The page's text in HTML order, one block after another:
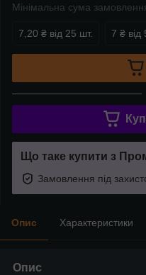
Мінімальна сума
7,20 ₴ від 25 шт. 7 ₴ від
Що таке купити з
Замовлення під
Опис Характеристики
Опис